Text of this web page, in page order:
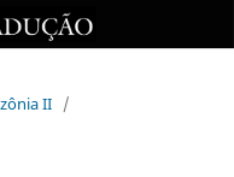
II /